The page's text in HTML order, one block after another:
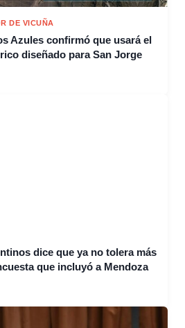
DE VICUÑA
Azules confirmó que usará el
diseñado para San Jorge
dice que ya no tolera más
que incluyó a Mendoza